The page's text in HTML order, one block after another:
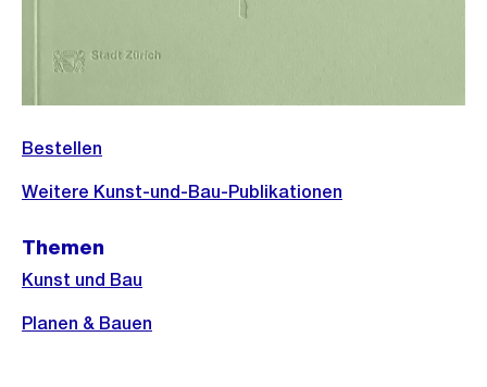
Bestellen
Weitere Kunst-und-Bau-Publikationen
Themen
Kunst und Bau
Planen & Bauen